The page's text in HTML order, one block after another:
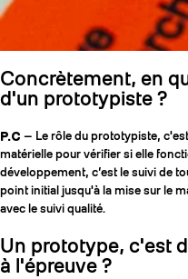
Concrètement, en
d'un prototypiste ?
P.C — Le rôle du prototypiste,
matérielle pour vérifier si elle
développement, c’est le suivi de
point initial jusqu'à la mise sur le
avec le suivi qualité.
Un prototype, c'est
à l'épreuve ?